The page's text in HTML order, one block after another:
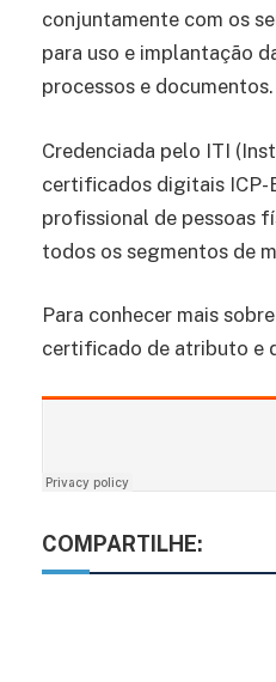
conjuntamente com os
para uso e implantação
processos e documentos.
Credenciada pelo ITI
certificados digitais ICP-
profissional de pessoas
todos os segmentos de
Para conhecer mais
certificado de atributo e
COMPARTILHE: